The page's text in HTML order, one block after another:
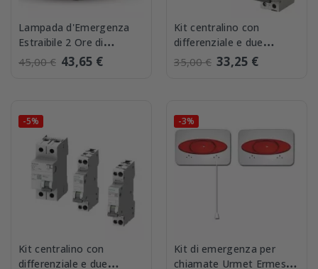
Lampada d'Emergenza
Estraibile 2 Ore di
Autonomia Perry 1LE002
45,00 € 43,65 €
Kit centralino con
differenziale e due
magnetotermici Larghi
Siemens
35,00 € 33,25 €
-5%
Kit centralino con
differenziale e due
-3%
Kit di emergenza per
chiamate Urmet Ermes